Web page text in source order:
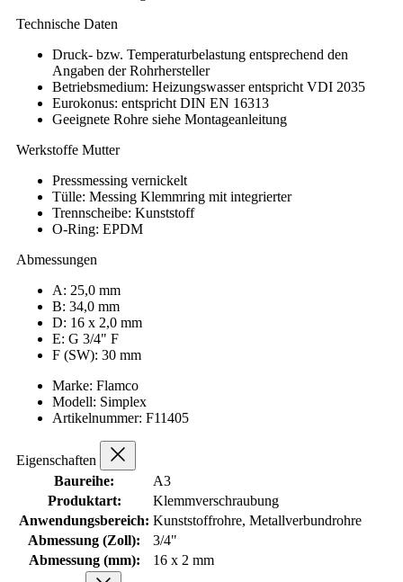
Technische Daten
Druck- bzw. Temperaturbelastung entsprechend den
Angaben der Rohrhersteller
Betriebsmedium: Heizungswasser entspricht VDI 2035
Eurokonus: entspricht DIN EN 16313
Geeignete Rohre siehe Montageanleitung
Werkstoffe Mutter
Pressmessing vernickelt
Tülle: Messing Klemmring mit integrierter
Trennscheibe: Kunststoff
O-Ring: EPDM
Abmessungen
A: 25,0 mm
B: 34,0 mm
D: 16 x 2,0 mm
E: G 3/4" F
F (SW): 30 mm
Marke: Flamco
Modell: Simplex
Artikelnummer: F11405
Eigenschaften
Baureihe:
A3
Produktart:
Klemmverschraubung
Anwendungsbereich: Kunststoffrohre, Metallverbundrohre
Abmessung (Zoll):
3/4"
Abmessung (mm):
16 x 2 mm